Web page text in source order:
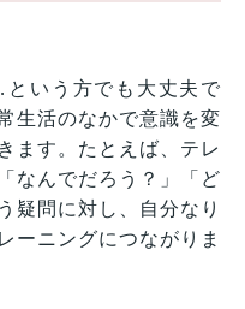
いう方でも大丈夫で
生活のなかで意識を変
ます。たとえば、テレ
なんでだろう？」「ど
疑問に対し、自分なり
ーニングにつながりま